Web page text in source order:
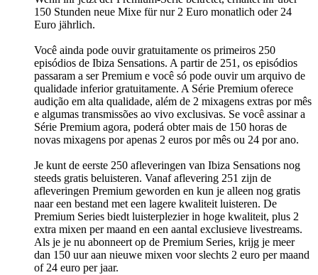
150 Stunden neue Mixe für nur 2 Euro monatlich oder 24
Euro jährlich.
Você ainda pode ouvir gratuitamente os primeiros 250
episódios de Ibiza Sensations. A partir de 251, os episódios
passaram a ser Premium e você só pode ouvir um arquivo de
qualidade inferior gratuitamente. A Série Premium oferece
audição em alta qualidade, além de 2 mixagens extras por mês
e algumas transmissões ao vivo exclusivas. Se você assinar a
Série Premium agora, poderá obter mais de 150 horas de
novas mixagens por apenas 2 euros por mês ou 24 por ano.
Je kunt de eerste 250 afleveringen van Ibiza Sensations nog
steeds gratis beluisteren. Vanaf aflevering 251 zijn de
afleveringen Premium geworden en kun je alleen nog gratis
naar een bestand met een lagere kwaliteit luisteren. De
Premium Series biedt luisterplezier in hoge kwaliteit, plus 2
extra mixen per maand en een aantal exclusieve livestreams.
Als je je nu abonneert op de Premium Series, krijg je meer
dan 150 uur aan nieuwe mixen voor slechts 2 euro per maand
of 24 euro per jaar.